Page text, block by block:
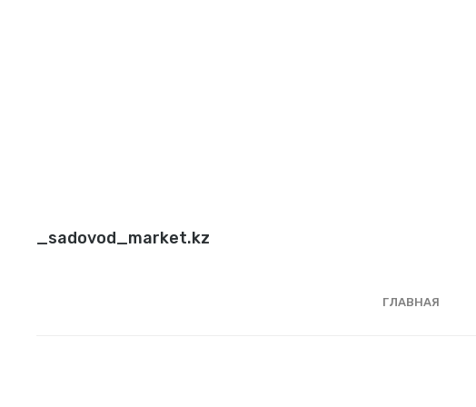
_sadovod_market.kz
ГЛАВНАЯ